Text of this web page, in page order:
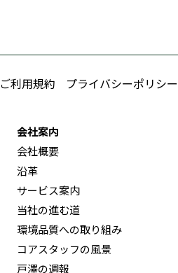
ご利用規約 プライバシーポリシー
会社案内
会社概要
沿革
サービス案内
当社の進む道
環境品質への取り組み
コアスタッフの風景
戸澤の週報